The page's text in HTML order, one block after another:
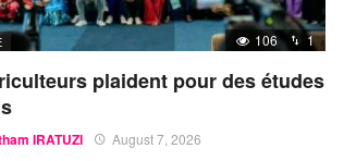
106 1
plaident pour des études
IRATUZI August 7, 2026